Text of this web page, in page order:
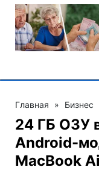
Главная » Бизнес
24 ГБ ОЗУ
Android-
MacBook